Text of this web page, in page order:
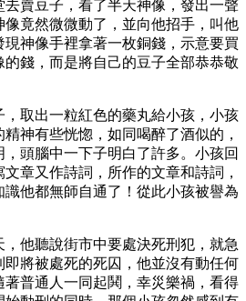
賣豆子，看了半天神像，發出一聲
竟然微微動了，並向他招手，叫他
神像手裡拿著一枚銅錢，示意要買
錢，而是將自己的豆子全部恭恭敬
取出一粒紅色的藥丸給小孩，小孩
神有些恍惚，如同喝醉了酒似的，
頭腦中一下子明白了許多。小孩回
章又作詩詞，所作的文章和詩詞，
他都無師自通了！從此小孩被譽為
他聽說街市中要處決死刑犯，就急
將被處死的死囚，他並沒有動任何
普通人一同起鬨，幸災樂禍，看得